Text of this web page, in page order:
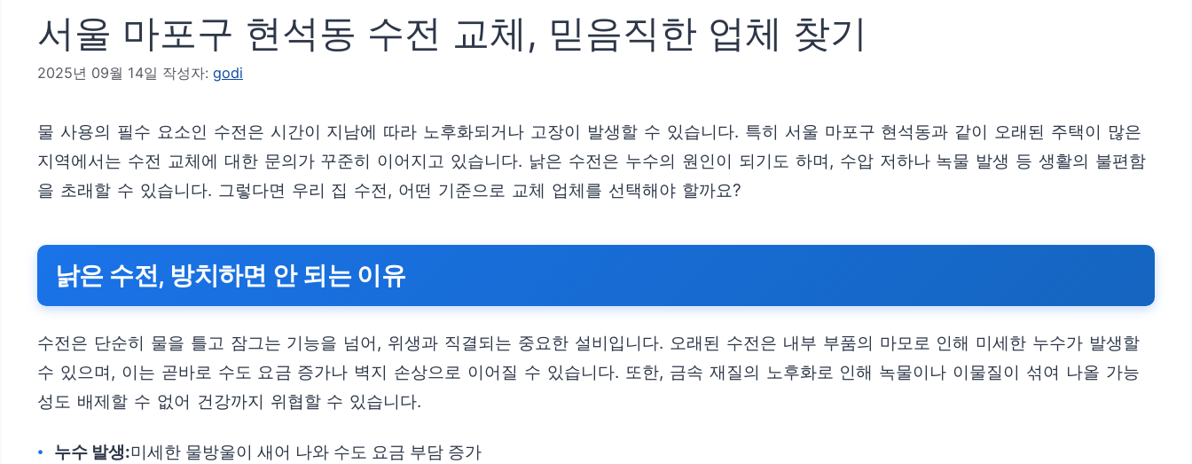
서울 마포구 현석동 수전 교체, 믿음직한 업체 찾기
2025년 09월 14일 작성자: godi
물 사용의 필수 요소인 수전은 시간이 지남에 따라 노후화되거나 고장이 발생할 수 있습니다. 특히 서울 마포구 현석동과 같이 오래된 주택이 많은
지역에서는 수전 교체에 대한 문의가 꾸준히 이어지고 있습니다. 낡은 수전은 누수의 원인이 되기도 하며, 수압 저하나 녹물 발생 등 생활의 불편함
을 초래할 수 있습니다. 그렇다면 우리 집 수전, 어떤 기준으로 교체 업체를 선택해야 할까요?
낡은 수전, 방치하면 안 되는 이유
수전은 단순히 물을 틀고 잠그는 기능을 넘어, 위생과 직결되는 중요한 설비입니다. 오래된 수전은 내부 부품의 마모로 인해 미세한 누수가 발생할
수 있으며, 이는 곧바로 수도 요금 증가나 벽지 손상으로 이어질 수 있습니다. 또한, 금속 재질의 노후화로 인해 녹물이나 이물질이 섞여 나올 가능
성도 배제할 수 없어 건강까지 위협할 수 있습니다.
누수 발생:미세한 물방울이 새어 나와 수도 요금 부담 증가